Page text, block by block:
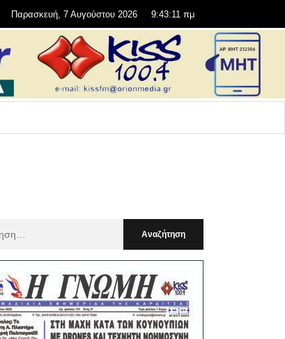
Παρασκευή, 7 Αυγούστου 2026 9:43:13 πμ